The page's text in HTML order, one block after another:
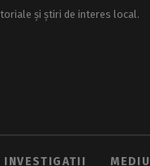
și știri de interes local.
INVESTIGAȚII MEDIU